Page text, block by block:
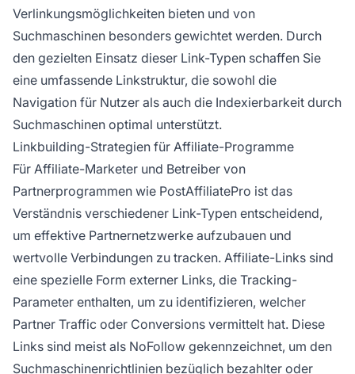
Verlinkungsmöglichkeiten bieten und von
Suchmaschinen besonders gewichtet werden. Durch
den gezielten Einsatz dieser Link-Typen schaffen Sie
eine umfassende Linkstruktur, die sowohl die
Navigation für Nutzer als auch die Indexierbarkeit durch
Suchmaschinen optimal unterstützt.
Linkbuilding-Strategien für Affiliate-Programme
Für Affiliate-Marketer und Betreiber von
Partnerprogrammen wie PostAffiliatePro ist das
Verständnis verschiedener Link-Typen entscheidend,
um effektive Partnernetzwerke aufzubauen und
wertvolle Verbindungen zu tracken. Affiliate-Links sind
eine spezielle Form externer Links, die Tracking-
Parameter enthalten, um zu identifizieren, welcher
Partner Traffic oder Conversions vermittelt hat. Diese
Links sind meist als NoFollow gekennzeichnet, um den
Suchmaschinenrichtlinien bezüglich bezahlter oder